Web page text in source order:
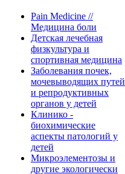
Pain Medicine //
Медицина боли
Детская лечебная
физкультура и
спортивная медицина
Заболевания почек,
мочевыводящих путей
и репродуктивных
органов у детей
Клинико -
биохимические
аспекты патологий у
детей
Микроэлементозы и
другие экологически